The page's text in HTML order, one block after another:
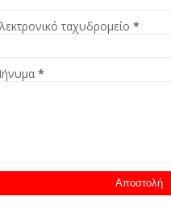
ταχυδρομείο*
*